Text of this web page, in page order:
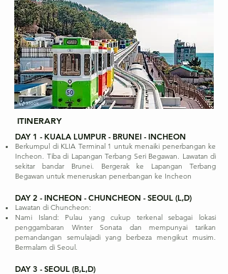
ITINERARY
DAY 1 - KUALA LUMPUR - BRUNEI - INCHEON
Berkumpul di KLIA Terminal 1 untuk menaiki penerbangan ke
Incheon. Tiba di Lapangan Terbang Seri Begawan. Lawatan di
sekitar bandar Brunei. Bergerak ke Lapangan Terbang
Begawan untuk meneruskan penerbangan ke Incheon
DAY 2 - INCHEON - CHUNCHEON - SEOUL (L,D)
Lawatan di Chuncheon:
Nami Island: Pulau yang cukup terkenal sebagai lokasi
penggambaran Winter Sonata dan mempunyai tarikan
pemandangan semulajadi yang berbeza mengikut musim.
Bermalam di Seoul.
DAY 3 - SEOUL (B,L,D)